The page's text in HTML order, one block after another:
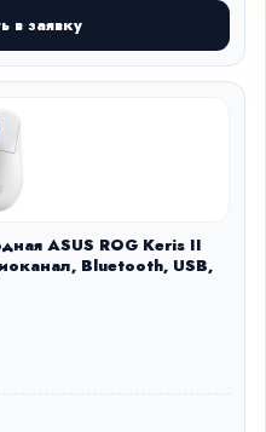
в заявку
ASUS ROG Keris II
Bluetooth, USB,